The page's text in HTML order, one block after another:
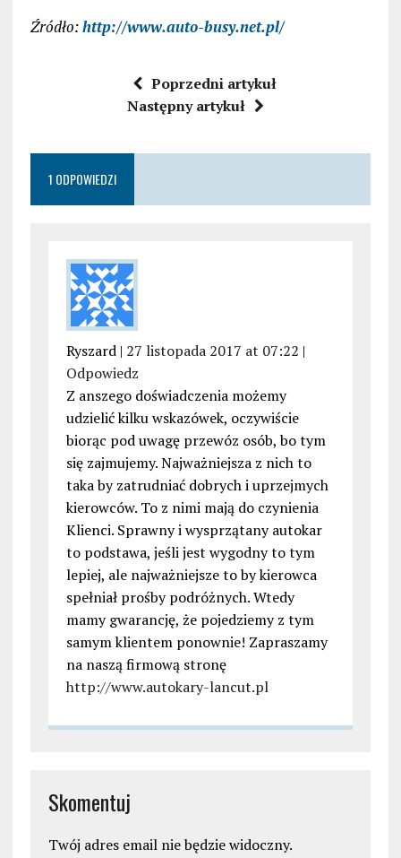
Źródło:http://www.auto-busy.net.pl/
Poprzedni artykuł
Następny artykuł
1 ODPOWIEDZI
Ryszard | 27 listopada 2017 at 07:22 |
Odpowiedz
Z anszego doświadczenia możemy
udzielić kilku wskazówek, oczywiście
biorąc pod uwagę przewóz osób, bo tym
się zajmujemy. Najważniejsza z nich to
taka by zatrudniać dobrych i uprzejmych
kierowców. To z nimi mają do czynienia
Klienci. Sprawny i wysprzątany autokar
to podstawa, jeśli jest wygodny to tym
lepiej, ale najważniejsze to by kierowca
spełniał prośby podróżnych. Wtedy
mamy gwarancję, że pojedziemy z tym
samym klientem ponownie! Zapraszamy
na naszą firmową stronę
http://www.autokary-lancut.pl
Skomentuj
Twój adres email nie będzie widoczny.